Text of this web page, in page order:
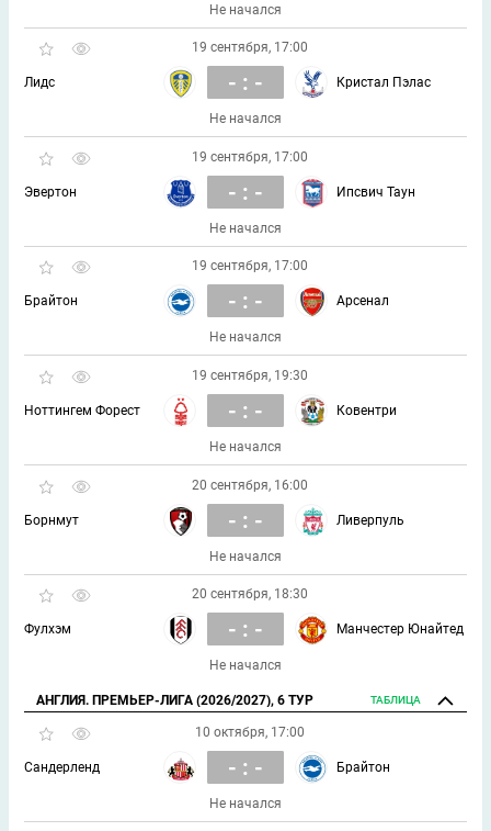
Не начался
19 сентября, 17:00
Лидс - : - Кристал Пэлас
Не начался
19 сентября, 17:00
Эвертон - : - Ипсвич Таун
Не начался
19 сентября, 17:00
Брайтон - : - Арсенал
Не начался
19 сентября, 19:30
Ноттингем Форест - : - Ковентри
Не начался
20 сентября, 16:00
Борнмут - : - Ливерпуль
Не начался
20 сентября, 18:30
Фулхэм - : - Манчестер Юнайтед
Не начался
АНГЛИЯ. ПРЕМЬЕР-ЛИГА (2026/2027), 6 ТУР ТАБЛИЦА
10 октября, 17:00
Сандерленд - : - Брайтон
Не начался